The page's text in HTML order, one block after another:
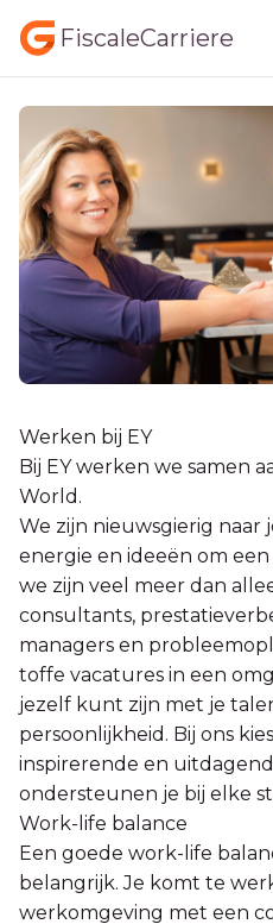
FiscaleCarriere
Werken bij EY
Bij EY werken we samen
World.
We zijn nieuwsgierig naar
energie en ideeën om
we zijn veel meer dan
consultants,
managers en
toffe vacatures in een
jezelf kunt zijn met je
persoonlijkheid. Bij ons
inspirerende en
ondersteunen je bij elke
Work-life balance
Een goede work-life
belangrijk. Je komt te
werkomgeving met een